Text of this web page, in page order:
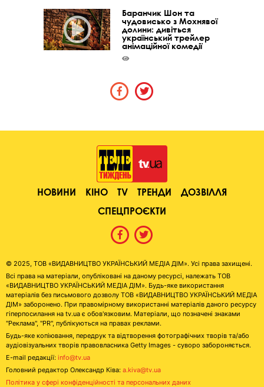
Баранчик Шон та
чудовисько з Мохнявої
долини: дивіться
український трейлер
анімаційної комедії
НОВИНИ КІНО TV ТРЕНДИ
ДОЗВІЛЛЯ
СПЕЦПРОЄКТИ
© 2025, ТОВ «ВИДАВНИЦТВО УКРАЇНСЬКИЙ МЕДІА ДІМ». Усі права захищені.
Всі права на матеріали, опубліковані на даному ресурсі, належать ТОВ
«ВИДАВНИЦТВО УКРАЇНСЬКИЙ МЕДІА ДІМ». Будь-яке використання
матеріалів без письмового дозволу ТОВ «ВИДАВНИЦТВО УКРАЇНСЬКИЙ МЕДІА
ДІМ» заборонено. При правомірному використанні матеріалів даного ресурсу
гіперпосилання на tv.ua є обов'язковим. Матеріали, що позначені знаками
"Реклама", "PR", публікуються на правах реклами.
Будь-яке копіювання, передрук та відтворення фотографічних творів та/або
аудіовізуальних творів правовласника Getty Images - суворо забороняється.
E-mail редакції: info@tv.ua
Головний редактор Олександр Ківа: a.kiva@tv.ua
Політика у сфері конфіденційності та персональних даних